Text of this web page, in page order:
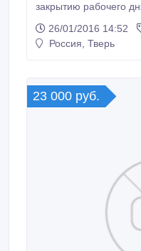
закрытию рабочего
бланки) - прием и
- решение
Условия: - карьерный
коллектив -
18ч.
26/01/2016 14:52
Россия, Тверь
23 000 руб.